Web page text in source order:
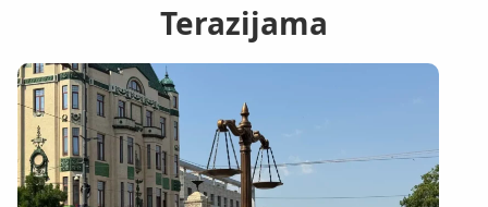
Terazijama